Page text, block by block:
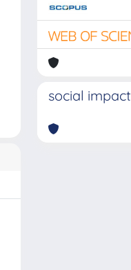
social impact